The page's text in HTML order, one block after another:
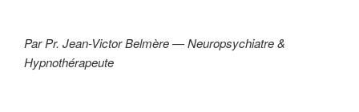
Par Pr. Jean-Victor Belmère — Neuropsychiatre &
Hypnothérapeute